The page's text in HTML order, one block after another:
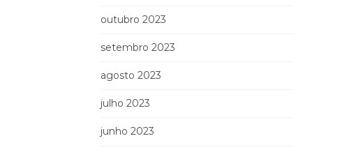
outubro 2023
setembro 2023
agosto 2023
julho 2023
junho 2023